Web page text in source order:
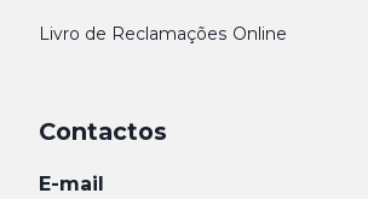
Livro de Reclamações Online
Contactos
E-mail